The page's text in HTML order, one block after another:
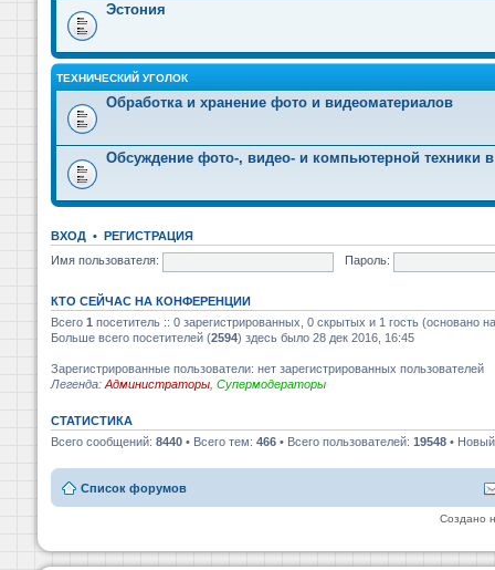
Эстония
ТЕХНИЧЕСКИЙ УГОЛОК
Обработка и хранение фото и видеоматериалов
Обсуждение фото-, видео- и компьютерной техники в
ВХОД • РЕГИСТРАЦИЯ
Имя пользователя:
Пароль:
КТО СЕЙЧАС НА КОНФЕРЕНЦИИ
Всего 1 посетитель :: 0 зарегистрированных, 0 скрытых и 1 гость (основано
Больше всего посетителей (2594) здесь было 28 дек 2016, 16:45
Зарегистрированные пользователи: нет зарегистрированных пользователей
Легенда: Администраторы Супермодераторы
СТАТИСТИКА
Всего сообщений: 8440 • Всего тем: 466 • Всего пользователей: 19548 •
Список форумов
Создано